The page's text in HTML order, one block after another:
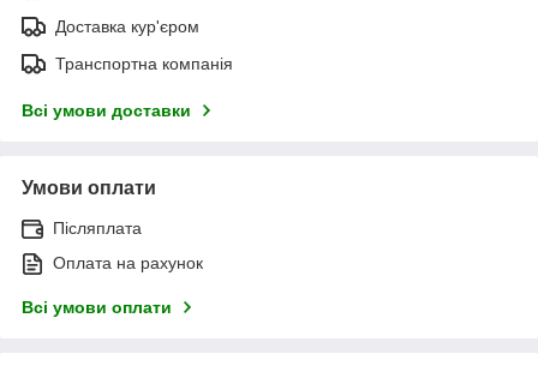
Доставка кур'єром
Транспортна компанія
Всі умови доставки
Умови оплати
Післяплата
Оплата на рахунок
Всі умови оплати